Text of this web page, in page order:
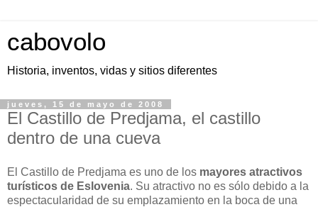
cabovolo
Historia, inventos, vidas y sitios diferentes
jueves, 15 de mayo de 2008
El Castillo de Predjama, el castillo
dentro de una cueva
El Castillo de Predjama es uno de los mayores atractivos
turísticos de Eslovenia. Su atractivo no es sólo debido a la
espectacularidad de su emplazamiento en la boca de una